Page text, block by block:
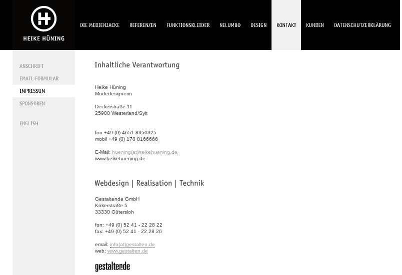
Heike Hüning
Modedesignerin
Deckerstraße 11
25980 Westerland/Sylt
fon +49 (0) 4651 8350325
mobil +49 (0) 170 8166666
E-Mail: huening(at)heikehuening.de
www.heikehuening.de
Gestaltende GmbH
Kökerstraße 5
33330 Gütersloh
fon: +49 (0) 52 41 - 22 28 22
fax: +49 (0) 52 41 - 22 28 26
email: info(at)gestalten.de
web: www.gestalten.de